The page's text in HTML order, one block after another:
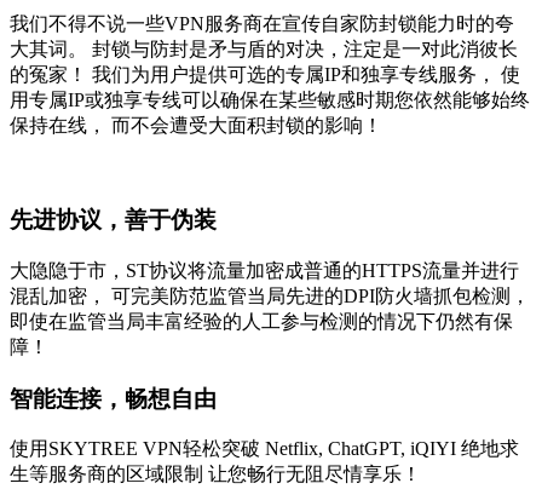
我们不得不说一些VPN服务商在宣传自家防封锁能力时的夸
大其词。 封锁与防封是矛与盾的对决，注定是一对此消彼长
的冤家！ 我们为用户提供可选的专属IP和独享专线服务， 使
用专属IP或独享专线可以确保在某些敏感时期您依然能够始终
保持在线， 而不会遭受大面积封锁的影响！
先进协议，善于伪装
大隐隐于市，ST协议将流量加密成普通的HTTPS流量并进行
混乱加密， 可完美防范监管当局先进的DPI防火墙抓包检测，
即使在监管当局丰富经验的人工参与检测的情况下仍然有保
障！
智能连接，畅想自由
使用SKYTREE VPN轻松突破 Netflix, ChatGPT, iQIYI 绝地求
生等服务商的区域限制 让您畅行无阻尽情享乐！